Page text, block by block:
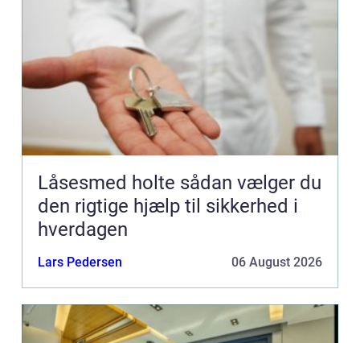
Låsesmed holte sådan vælger du
den rigtige hjælp til sikkerhed i
hverdagen
Lars Pedersen 06 August 2026